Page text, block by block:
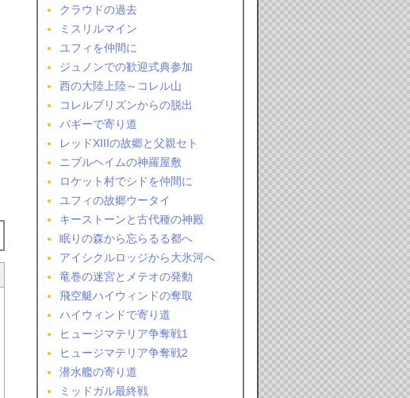
クラウドの過去
ミスリルマイン
ユフィを仲間に
ジュノンでの歓迎式典参加
西の大陸上陸～コレル山
コレルプリズンからの脱出
バギーで寄り道
レッドXIIIの故郷と父親セト
ニブルヘイムの神羅屋敷
ロケット村でシドを仲間に
ユフィの故郷ウータイ
キーストーンと古代種の神殿
眠りの森から忘らるる都へ
アイシクルロッジから大氷河へ
竜巻の迷宮とメテオの発動
飛空艇ハイウィンドの奪取
ハイウィンドで寄り道
ヒュージマテリア争奪戦1
ヒュージマテリア争奪戦2
潜水艦の寄り道
ミッドガル最終戦